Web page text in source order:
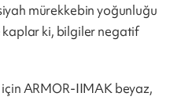
mürekkebin yoğunluğu
ki, bilgiler negatif
ARMOR-IIMAK beyaz,